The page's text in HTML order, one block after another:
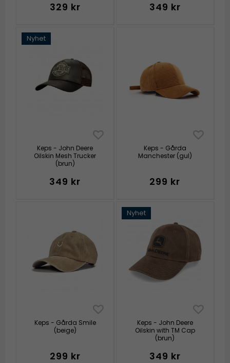
329 kr 349 kr
Nyhet
Keps - John Deere
Oilskin Mesh Trucker
(brun)
349 kr
Keps - Gårda
Manchester (gul)
299 kr
Keps - Gårda Smile
(beige)
299 kr
Nyhet
Keps - John Deere
Oilskin with TM Cap
(brun)
349 kr